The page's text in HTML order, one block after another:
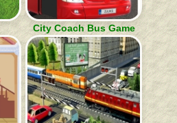
City Coach Bus Game